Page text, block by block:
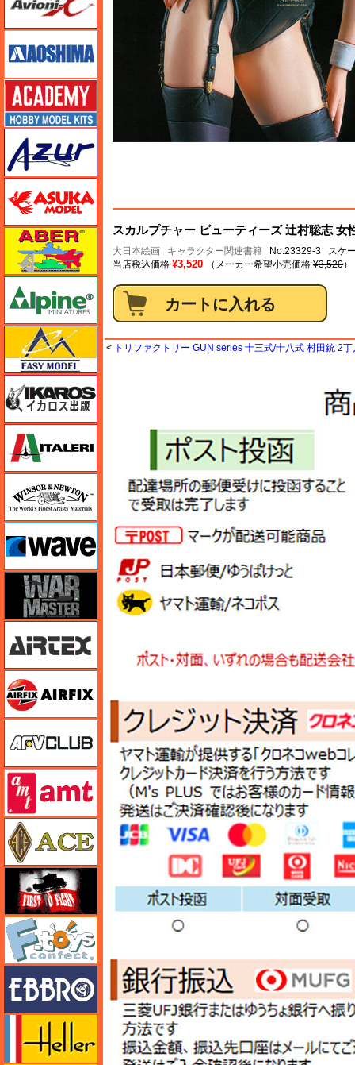
スカルプチャー ビューティーズ 辻村聡志
大日本絵画 キャラクター関連書籍 No.23329-3 スケ
当店税込価格 ¥3,520 （メーカー希望小売価格 ¥3,520）
< トリファクトリー GUN series 十三式/十八式 村田銃 2丁
アベール
アルパイン
ウインザー＆ニュートン
ウェーブ
ウォーマスターズ
AFVクラブ
エース
エブロ
エレール